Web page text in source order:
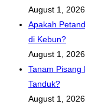
August 1, 2026
Apakah
di Kebun?
August 1, 2026
Tanam Pisang
Tanduk?
August 1, 2026